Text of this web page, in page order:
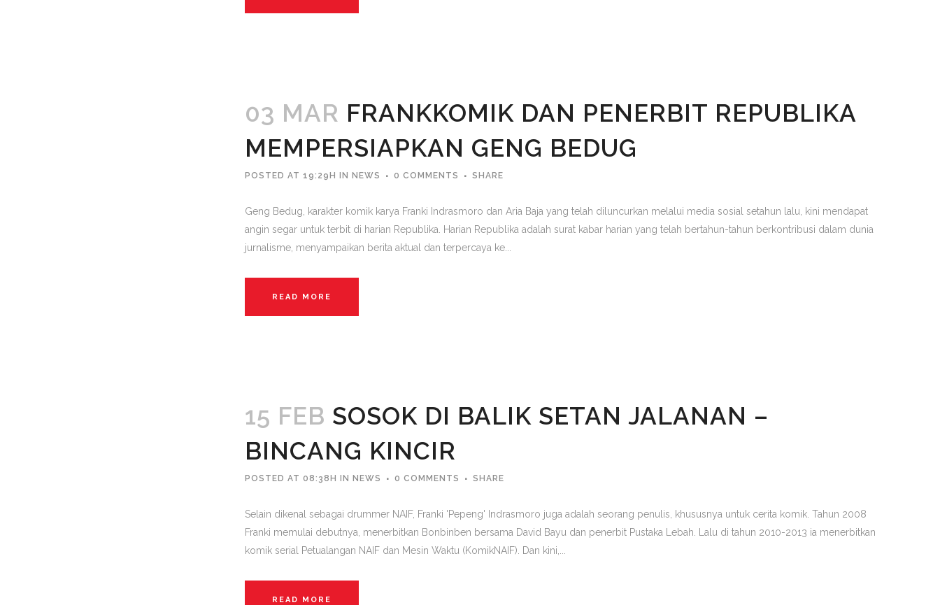
03 MAR FRANKKOMIK DAN PENERBIT REPUBLIKA
MEMPERSIAPKAN GENG BEDUG
POSTED AT 19:29H IN NEWS 0 COMMENTS SHARE
Geng Bedug, karakter komik karya Franki Indrasmoro dan Aria Baja yang telah diluncurkan melalui media sosial setahun lalu, kini mendapat
angin segar untuk terbit di harian Republika. Harian Republika adalah surat kabar harian yang telah bertahun-tahun berkontribusi dalam dunia
jurnalisme, menyampaikan berita aktual dan terpercaya ke...
READ MORE
15 FEB SOSOK DI BALIK SETAN JALANAN –
BINCANG KINCIR
POSTED AT 08:38H IN NEWS 0 COMMENTS SHARE
Selain dikenal sebagai drummer NAIF, Franki 'Pepeng' Indrasmoro juga adalah seorang penulis, khususnya untuk cerita komik. Tahun 2008
Franki memulai debutnya, menerbitkan Bonbinben bersama David Bayu dan penerbit Pustaka Lebah. Lalu di tahun 2010-2013 ia menerbitkan
komik serial Petualangan NAIF dan Mesin Waktu (KomikNAIF). Dan kini,...
READ MORE